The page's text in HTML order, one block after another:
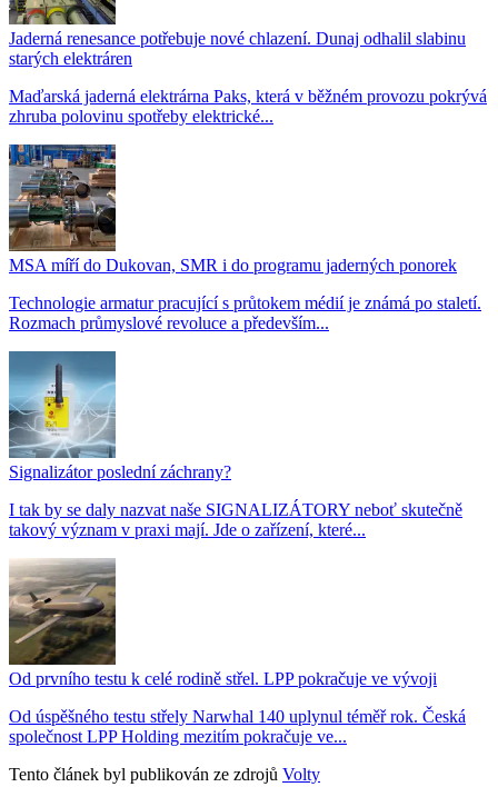
Jaderná renesance potřebuje nové chlazení. Dunaj odhalil slabinu
starých elektráren
Maďarská jaderná elektrárna Paks, která v běžném provozu pokrývá
zhruba polovinu spotřeby elektrické...
MSA míří do Dukovan, SMR i do programu jaderných ponorek
Technologie armatur pracující s průtokem médií je známá po staletí.
Rozmach průmyslové revoluce a především...
Signalizátor poslední záchrany?
I tak by se daly nazvat naše SIGNALIZÁTORY neboť skutečně
takový význam v praxi mají. Jde o zařízení, které...
Od prvního testu k celé rodině střel. LPP pokračuje ve vývoji
Od úspěšného testu střely Narwhal 140 uplynul téměř rok. Česká
společnost LPP Holding mezitím pokračuje ve...
Tento článek byl publikován ze zdrojů Volty